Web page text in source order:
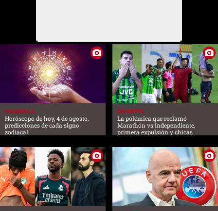
FARANDULA
Horóscopo de hoy, 4 de agosto,
predicciones de cada signo
zodiacal
DEPORTES
La polémica que reclamó
Marathón vs Independiente,
primera expulsión y chicas